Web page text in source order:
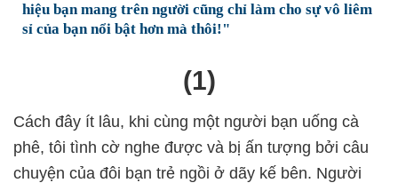
hiệu bạn mang trên người cũng chỉ làm cho sự vô liêm
sỉ của bạn nổi bật hơn mà thôi!"
(1)
Cách đây ít lâu, khi cùng một người bạn uống cà
phê, tôi tình cờ nghe được và bị ấn tượng bởi câu
chuyện của đôi bạn trẻ ngồi ở dãy kế bên. Người